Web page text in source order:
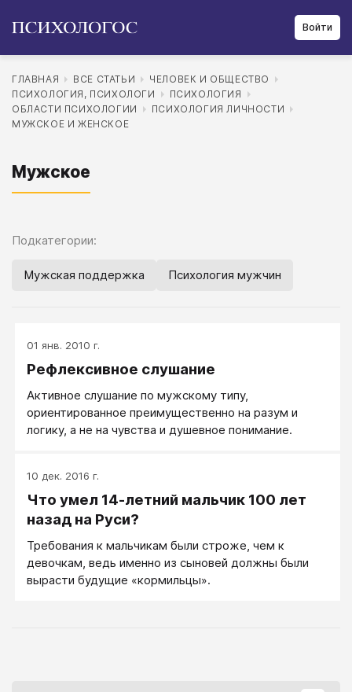
Войти
ГЛАВНАЯ ВСЕ СТАТЬИ
ЧЕЛОВЕК И ОБЩЕСТВО
ПСИХОЛОГИЯ, ПСИХОЛОГИ
ПСИХОЛОГИЯ
ОБЛАСТИ ПСИХОЛОГИИ
ПСИХОЛОГИЯ ЛИЧНОСТИ
МУЖСКОЕ И ЖЕНСКОЕ
Мужское
Подкатегории:
Мужская поддержка Психология мужчин
01 янв. 2010 г.
Рефлексивное слушание
Активное слушание по мужскому типу,
ориентированное преимущественно на разум и
логику, а не на чувства и душевное понимание.
10 дек. 2016 г.
Что умел 14-летний мальчик 100 лет
назад на Руси?
Требования к мальчикам были строже, чем к
девочкам, ведь именно из сыновей должны были
вырасти будущие «кормильцы».